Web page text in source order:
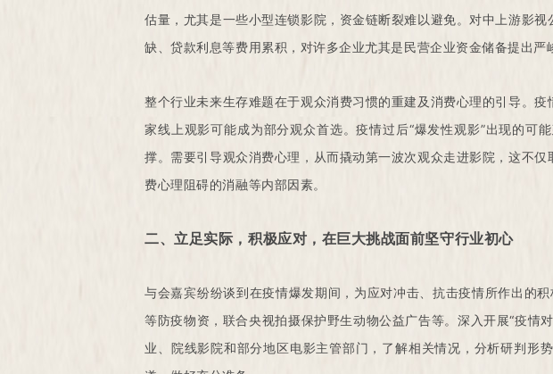
估量，尤其是一些小型连锁影院，资金链断裂难以避免。对中上游影
缺、贷款利息等费用累积，对许多企业尤其是民营企业资金储备提出严
整个行业未来生存难题在于观众消费习惯的重建及消费心理的引导。
家线上观影可能成为部分观众首选。疫情过后“爆发性观影”出现的可
撑。需要引导观众消费心理，从而撬动第一波次观众走进影院，这不
费心理阻碍的消融等内部因素。
二、立足实际，积极应对，在巨大挑战面前坚守行业初心
与会嘉宾纷纷谈到在疫情爆发期间，为应对冲击、抗击疫情所作出的
等防疫物资，联合央视拍摄保护野生动物公益广告等。深入开展“疫情
业、院线影院和部分地区电影主管部门，了解相关情况，分析研判形